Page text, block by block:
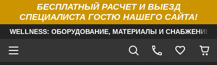
БЕСПЛАТНЫЙ РАСЧЕТ И ВЫЕЗД
СПЕЦИАЛИСТА ГОСТЮ НАШЕГО САЙТА!
WELLNESS: ОБОРУДОВАНИЕ, МАТЕРИАЛЫ И